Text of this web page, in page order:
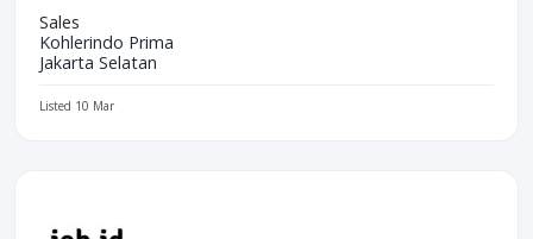
Sales
Kohlerindo Prima
Jakarta Selatan
Listed 10 Mar